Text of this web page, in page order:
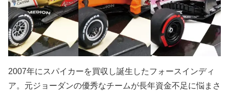
2007年にスパイカーを買収し誕生したフォースインディ
ア。元ジョーダンの優秀なチームが長年資金不足に悩まさ